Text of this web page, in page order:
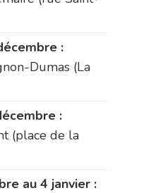
:
Dumas (La
:
(place de la
au 4 janvier :